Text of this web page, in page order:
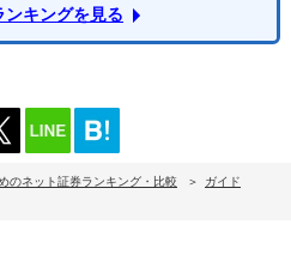
キングを見る
のネット証券ランキング・比較
ガイド